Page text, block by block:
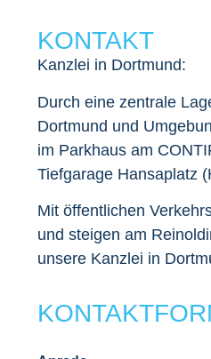
KONTAKT
Kanzlei in Dortmund:
Durch eine zentrale
Dortmund und
im Parkhaus am
Tiefgarage Hansaplatz
Mit öffentlichen
und steigen am
unsere Kanzlei in